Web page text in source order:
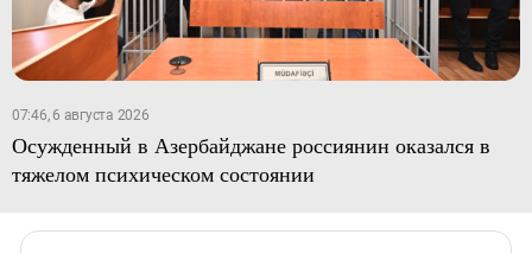
07:46, 6 августа 2026
Осужденный в Азербайджане россиянин оказался в
тяжелом психическом состоянии